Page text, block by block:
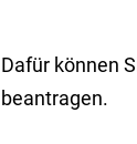
Dafür können
beantragen.